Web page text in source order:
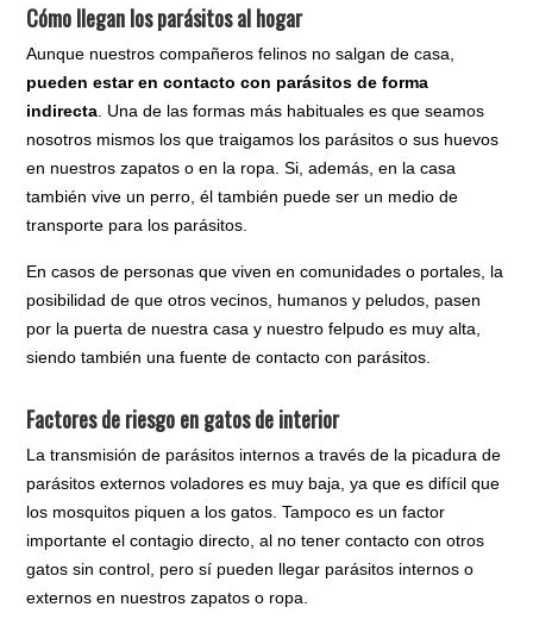
Cómo llegan los parásitos al hogar
Aunque nuestros compañeros felinos no salgan de casa,
pueden estar en contacto con parásitos de forma
indirecta . Una de las formas más habituales es que seamos
nosotros mismos los que traigamos los parásitos o sus huevos
en nuestros zapatos o en la ropa. Si, además, en la casa
también vive un perro, él también puede ser un medio de
transporte para los parásitos.
En casos de personas que viven en comunidades o portales, la
posibilidad de que otros vecinos, humanos y peludos, pasen
por la puerta de nuestra casa y nuestro felpudo es muy alta,
siendo también una fuente de contacto con parásitos.
Factores de riesgo en gatos de interior
La transmisión de parásitos internos a través de la picadura de
parásitos externos voladores es muy baja, ya que es difícil que
los mosquitos piquen a los gatos. Tampoco es un factor
importante el contagio directo, al no tener contacto con otros
gatos sin control, pero sí pueden llegar parásitos internos o
externos en nuestros zapatos o ropa.